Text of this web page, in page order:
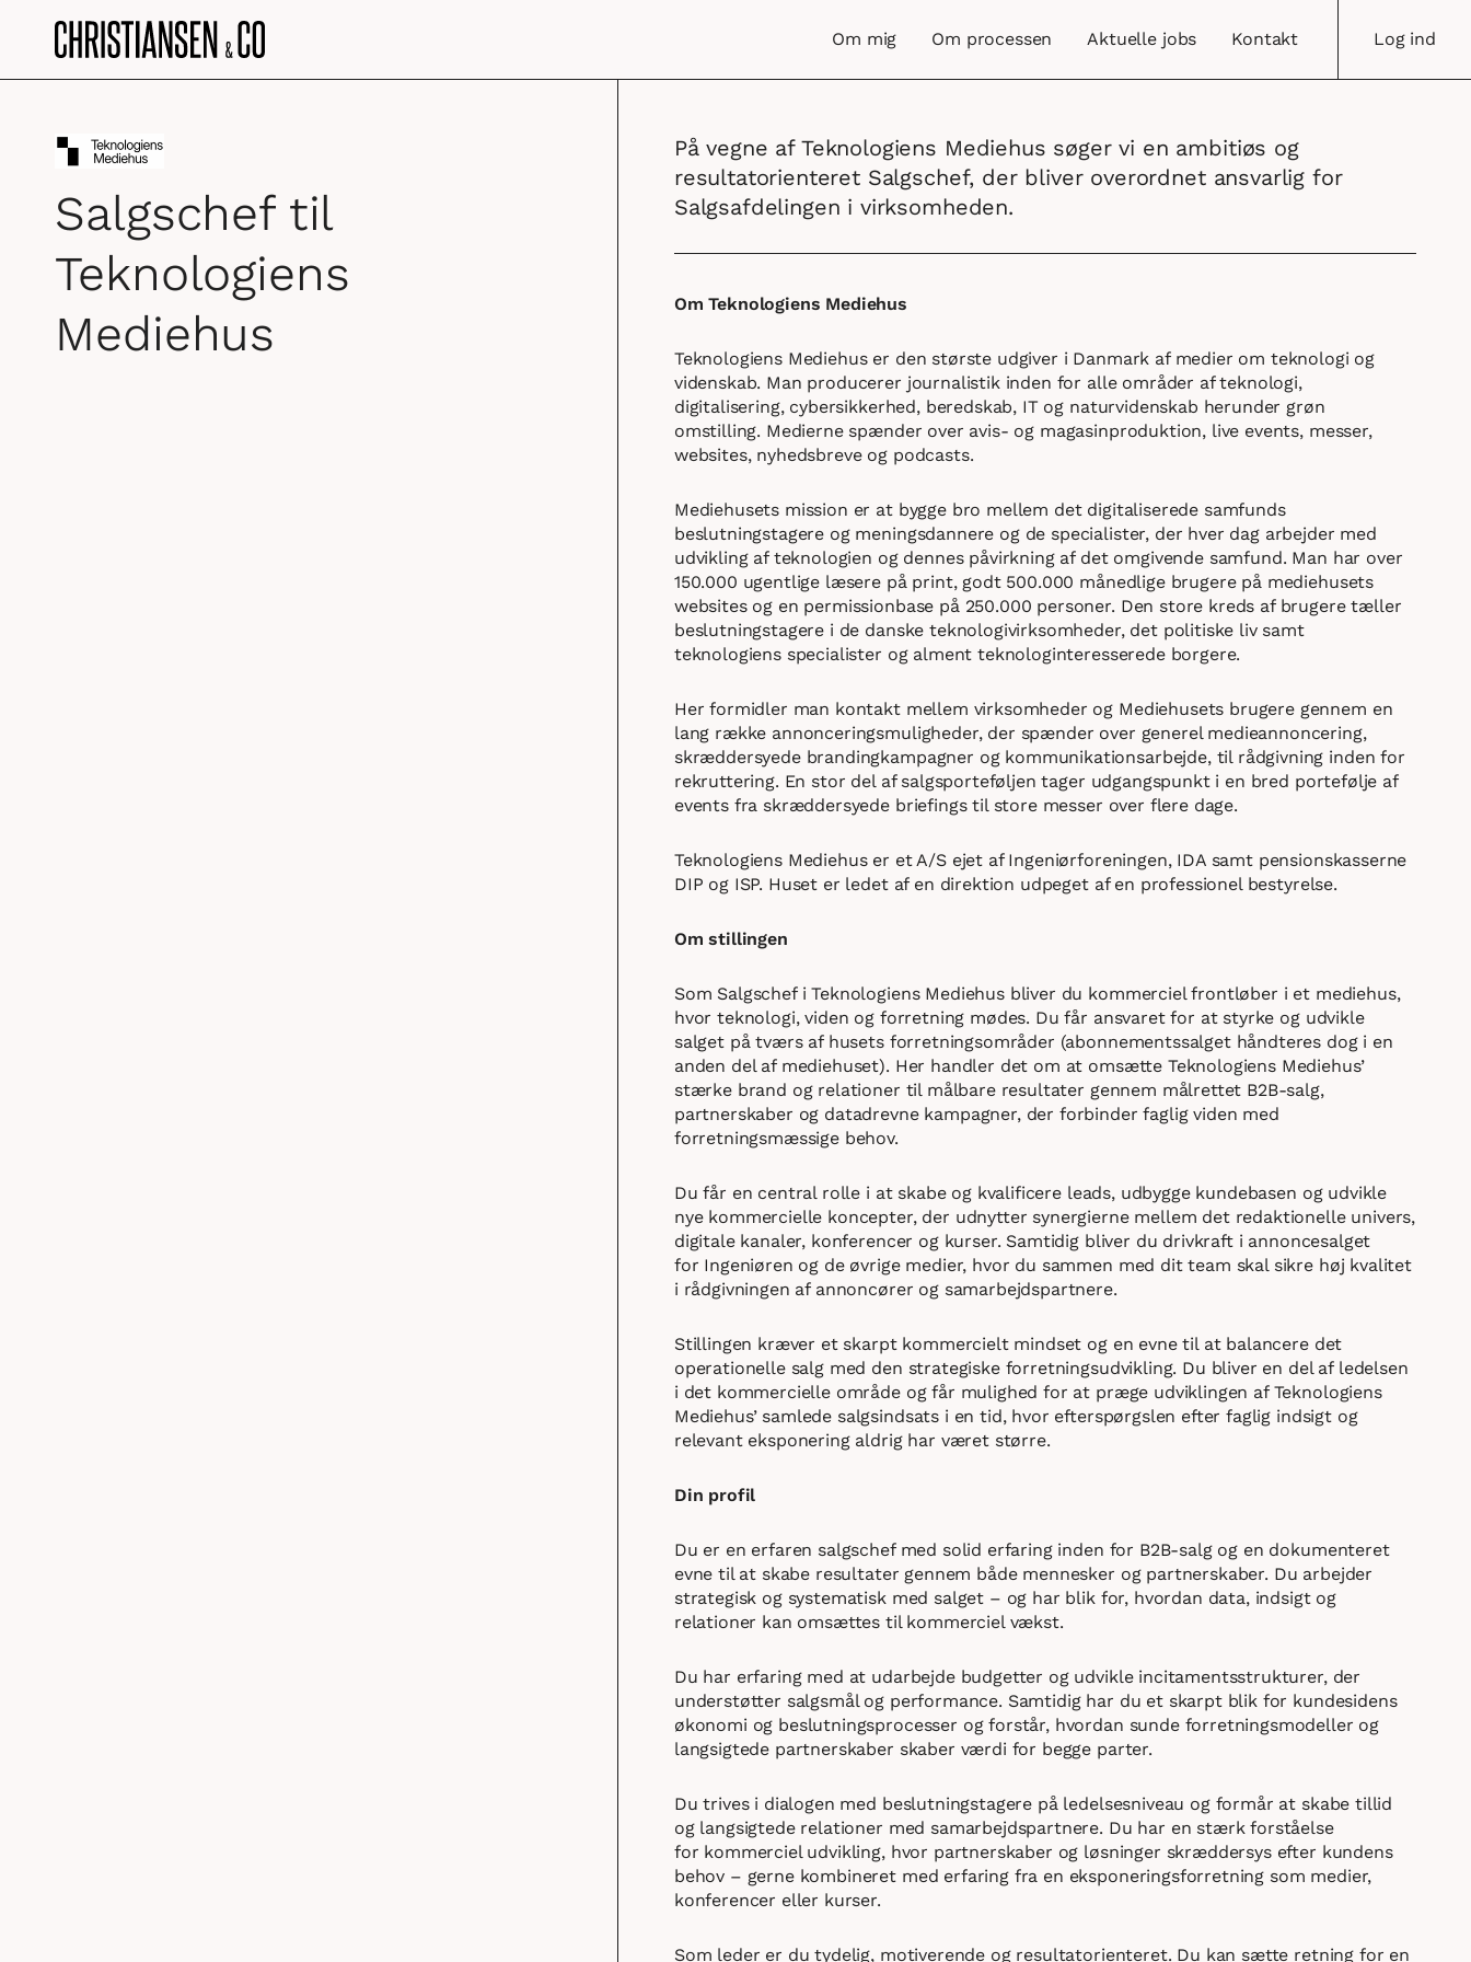
Om mig Om processen Aktuelle jobs Kontakt Log ind
Salgschef til
Teknologiens
Mediehus
På vegne af Teknologiens Mediehus søger vi en ambitiøs og
resultatorienteret Salgschef, der bliver overordnet ansvarlig for
Salgsafdelingen i virksomheden.
Om Teknologiens Mediehus
Teknologiens Mediehus er den største udgiver i Danmark af medier om teknologi og
videnskab. Man producerer journalistik inden for alle områder af teknologi,
digitalisering, cybersikkerhed, beredskab, IT og naturvidenskab herunder grøn
omstilling. Medierne spænder over avis- og magasinproduktion, live events, messer,
websites, nyhedsbreve og podcasts.
Mediehusets mission er at bygge bro mellem det digitaliserede samfunds
beslutningstagere og meningsdannere og de specialister, der hver dag arbejder med
udvikling af teknologien og dennes påvirkning af det omgivende samfund. Man har over
150.000 ugentlige læsere på print, godt 500.000 månedlige brugere på mediehusets
websites og en permissionbase på 250.000 personer. Den store kreds af brugere tæller
beslutningstagere i de danske teknologivirksomheder, det politiske liv samt
teknologiens specialister og alment teknologinteresserede borgere.
Her formidler man kontakt mellem virksomheder og Mediehusets brugere gennem en
lang række annonceringsmuligheder, der spænder over generel medieannoncering,
skræddersyede brandingkampagner og kommunikationsarbejde, til rådgivning inden for
rekruttering. En stor del af salgsporteføljen tager udgangspunkt i en bred portefølje af
events fra skræddersyede briefings til store messer over flere dage.
Teknologiens Mediehus er et A/S ejet af Ingeniørforeningen, IDA samt pensionskasserne
DIP og ISP. Huset er ledet af en direktion udpeget af en professionel bestyrelse.
Om stillingen
Som Salgschef i Teknologiens Mediehus bliver du kommerciel frontløber i et mediehus,
hvor teknologi, viden og forretning mødes. Du får ansvaret for at styrke og udvikle
salget på tværs af husets forretningsområder (abonnementssalget håndteres dog i en
anden del af mediehuset). Her handler det om at omsætte Teknologiens Mediehus’
stærke brand og relationer til målbare resultater gennem målrettet B2B-salg,
partnerskaber og datadrevne kampagner, der forbinder faglig viden med
forretningsmæssige behov.
Du får en central rolle i at skabe og kvalificere leads, udbygge kundebasen og udvikle
nye kommercielle koncepter, der udnytter synergierne mellem det redaktionelle univers,
digitale kanaler, konferencer og kurser. Samtidig bliver du drivkraft i annoncesalget
for Ingeniøren og de øvrige medier, hvor du sammen med dit team skal sikre høj kvalitet
i rådgivningen af annoncører og samarbejdspartnere.
Stillingen kræver et skarpt kommercielt mindset og en evne til at balancere det
operationelle salg med den strategiske forretningsudvikling. Du bliver en del af ledelsen
i det kommercielle område og får mulighed for at præge udviklingen af Teknologiens
Mediehus’ samlede salgsindsats i en tid, hvor efterspørgslen efter faglig indsigt og
relevant eksponering aldrig har været større.
Din profil
Du er en erfaren salgschef med solid erfaring inden for B2B-salg og en dokumenteret
evne til at skabe resultater gennem både mennesker og partnerskaber. Du arbejder
strategisk og systematisk med salget – og har blik for, hvordan data, indsigt og
relationer kan omsættes til kommerciel vækst.
Du har erfaring med at udarbejde budgetter og udvikle incitamentsstrukturer, der
understøtter salgsmål og performance. Samtidig har du et skarpt blik for kundesidens
økonomi og beslutningsprocesser og forstår, hvordan sunde forretningsmodeller og
langsigtede partnerskaber skaber værdi for begge parter.
Du trives i dialogen med beslutningstagere på ledelsesniveau og formår at skabe tillid
og langsigtede relationer med samarbejdspartnere. Du har en stærk forståelse
for kommerciel udvikling, hvor partnerskaber og løsninger skræddersys efter kundens
behov – gerne kombineret med erfaring fra en eksponeringsforretning som medier,
konferencer eller kurser.
Som leder er du tydelig, motiverende og resultatorienteret. Du kan sætte retning for en